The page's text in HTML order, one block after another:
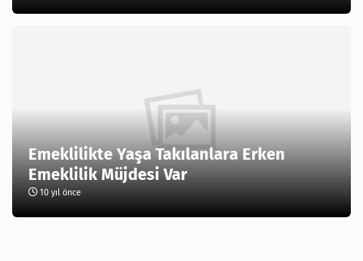
Emeklilikte Yaşa Takılanlara Erken
Emeklilik Müjdesi Var
10 yıl önce